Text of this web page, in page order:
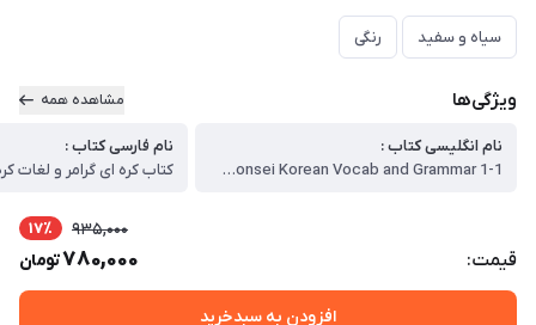
سیاه و سفید رنگی
ویژگی‌ها مشاهده همه
نام انگلیسی کتاب :
New Yonsei Korean Vocab and Grammar 1-1
نام فارسی کتاب :
قیمت:
935,000 17٪
780,000تومان
افزودن به سبدخرید